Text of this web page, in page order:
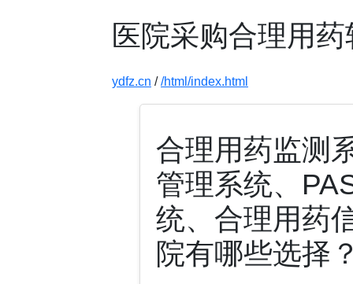
医院采购合理用
ydfz.cn //html/index.html
合理用药监测
管理系统、
统、合理用药
院有哪些选择